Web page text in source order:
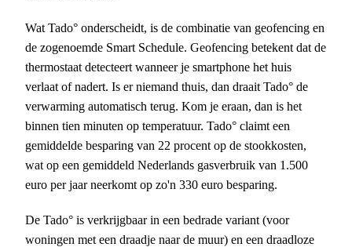
Wat Tado° onderscheidt, is de combinatie van geofencing en
de zogenoemde Smart Schedule. Geofencing betekent dat de
thermostaat detecteert wanneer je smartphone het huis
verlaat of nadert. Is er niemand thuis, dan draait Tado° de
verwarming automatisch terug. Kom je eraan, dan is het
binnen tien minuten op temperatuur. Tado° claimt een
gemiddelde besparing van 22 procent op de stookkosten,
wat op een gemiddeld Nederlands gasverbruik van 1.500
euro per jaar neerkomt op zo'n 330 euro besparing.
De Tado° is verkrijgbaar in een bedrade variant (voor
woningen met een draadje naar de muur) en een draadloze